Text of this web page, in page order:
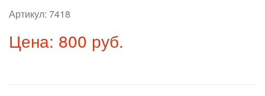
Артикул: 7418
Цена: 800 руб.